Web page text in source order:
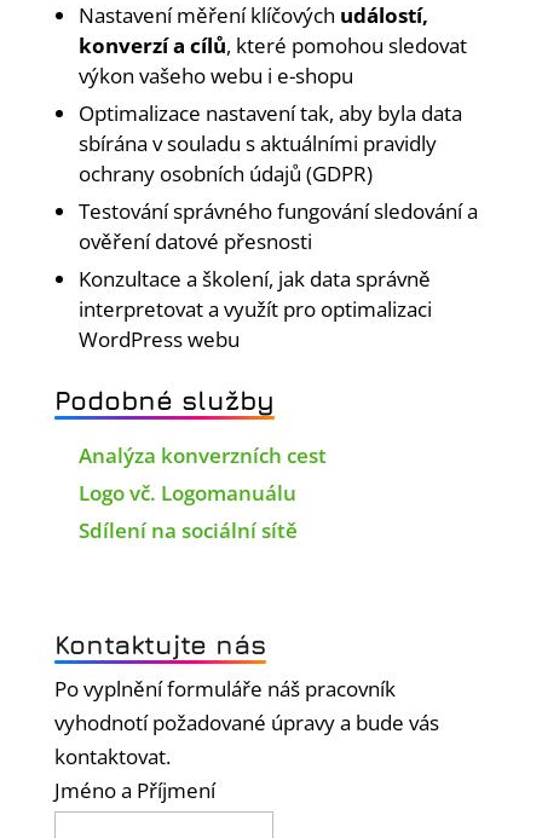
Nastavení měření klíčových událostí,
konverzí a cílů, které pomohou sledovat
výkon vašeho webu i e-shopu
Optimalizace nastavení tak, aby byla data
sbírána v souladu s aktuálními pravidly
ochrany osobních údajů (GDPR)
Testování správného fungování sledování a
ověření datové přesnosti
Konzultace a školení, jak data správně
interpretovat a využít pro optimalizaci
WordPress webu
Podobné služby
Analýza konverzních cest
Logo vč. Logomanuálu
Sdílení na sociální sítě
Kontaktujte nás
Po vyplnění formuláře náš pracovník
vyhodnotí požadované úpravy a bude vás
kontaktovat.
Jméno a Příjmení